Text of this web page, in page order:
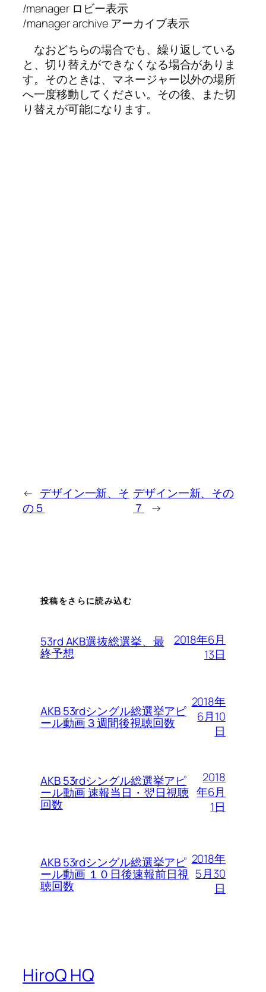
/manager ロビー表示
/manager archive アーカイブ表示
なおどちらの場合でも、繰り返している
と、切り替えができなくなる場合がありま
す。そのときは、マネージャー以外の場所
へ一度移動してください。その後、また切
り替えが可能になります。
← デザイン一新、そ
の５
デザイン一新、その
７
→
投稿をさらに読み込む
53rd AKB選抜総選挙、最
終予想
2018年6月
13日
AKB 53rdシングル総選挙アピ
ール動画３週間後視聴回数
2018年
6月10
日
AKB 53rdシングル総選挙アピ
ール動画 速報当日・翌日視聴
回数
2018
年6月
1日
AKB 53rdシングル総選挙アピ
ール動画 １０日後速報前日視
聴回数
2018年
5月30
日
HiroQ HQ